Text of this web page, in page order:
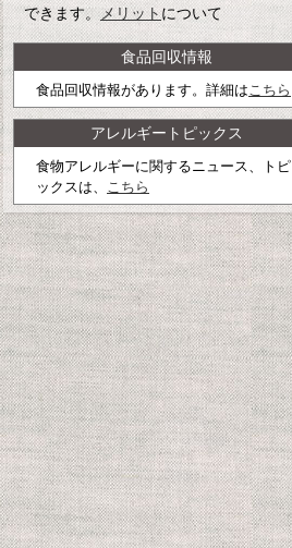
できます。メリットについて
食品回収情報
食品回収情報があります。詳細は こちら
アレルギートピックス
食物アレルギーに関するニュース、トピ
ックスは、
こちら